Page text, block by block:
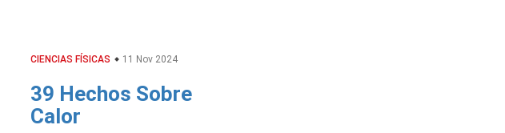
CIENCIAS FÍSICAS 11 Nov 2024
39 Hechos Sobre
Calor